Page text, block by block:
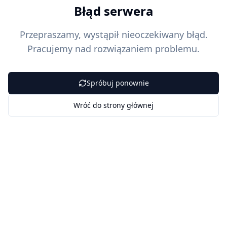
Błąd serwera
Przepraszamy, wystąpił nieoczekiwany błąd.
Pracujemy nad rozwiązaniem problemu.
Spróbuj ponownie
Wróć do strony głównej